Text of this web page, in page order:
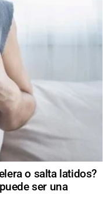
o salta latidos?
ser una